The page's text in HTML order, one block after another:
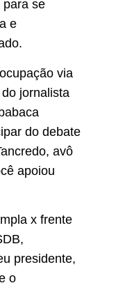
para se
e
via
jornalista
do debate
avô
apoiou
x frente
presidente,
o